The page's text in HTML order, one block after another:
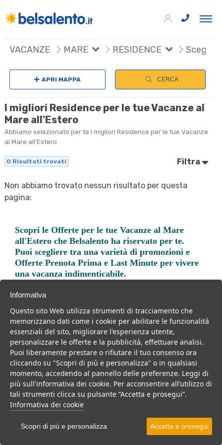
VACANZE MARE RESIDENCE Scegli
APRI MAPPA CERCA
I migliori Residence per le tue Vacanze al
Mare all'Estero
Abbiamo selezionato per te I migliori Residence per le tue Vacanze
al Mare all'Estero
0 Risultati trovati Filtra
Non abbiamo trovato nessun risultato per questa
pagina:
Scopri leOfferte per le tue Vacanze al Mare
all'Esteroche Belsalento ha riservato per te.
Puoi scegliere tra una varietà di promozioni e
Offerte Prenota Prima e Last Minute per vivere
una vacanza indimenticabile.
Trova la soluzione migliore per la tua prossima
vacanza.
Noi di belsalento.it abbiamo selezionato per te le migliori mete, i
migliori servizi, le migliori offerte per il tuo prossimo viaggio.
Centri benessere
Informativa
Questo sito Web utilizza strumenti di tracciamento che
memorizzano dati come i cookie per abilitare le funzionalità
essenziali del sito, migliorare l'esperienza utente,
personalizzare le offerte e la pubblicità, effettuare analisi.
Puoi liberamente prestare o rifiutare il tuo consenso ora
cliccando su "Scopri di più e personalizza" o in qualsiasi
momento, accedendo al pannello delle preferenze. Leggi di
più sull'informativa dei cookie. Per acconsentire all’utilizzo di
tali strumenti clicca su pulsante “Accetta e prosegui”.
Informativa dei cookie
Scopri di più e personalizza Accetta e prosegui